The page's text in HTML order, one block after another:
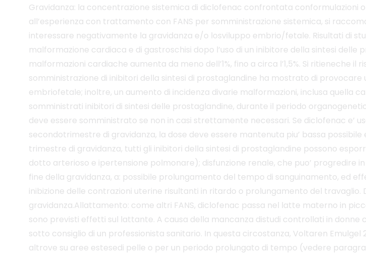
Gravidanza: la concentrazione sistemica di diclofenac confrontata conformulazioni
all’esperienza con trattamento con FANS per somministrazione sistemica, si
interessare negativamente la gravidanza e/o losviluppo embrio/fetale. Risultati di
malformazione cardiaca e di gastroschisi dopo l’uso di un inibitore della sintesi
malformazioni cardiache aumenta da meno dell’1%, fino a circa l’1,5%. Si ritieneche
somministrazione di inibitori della sintesi di prostaglandine ha mostrato di
embriofetale; inoltre, un aumento di incidenza divarie malformazioni, inclusa quella
somministrati inibitori di sintesi delle prostaglandine, durante il periodo
deve essere somministrato se non in casi strettamente necessari. Se diclofenac e’
secondotrimestre di gravidanza, la dose deve essere mantenuta piu’ bassa
trimestre di gravidanza, tutti gli inibitori della sintesi di prostaglandine possono
dotto arterioso e ipertensione polmonare); disfunzione renale, che puo’ progredire
fine della gravidanza, a: possibile prolungamento del tempo di sanguinamento, ed
inibizione delle contrazioni uterine risultanti in ritardo o prolungamento del
gravidanza.Allattamento: come altri FANS, diclofenac passa nel latte materno in
sono previsti effetti sul lattante. A causa della mancanza distudi controllati in
sotto consiglio di un professionista sanitario. In questa circostanza, Voltaren
altrove su aree estesedi pelle o per un periodo prolungato di tempo (vedere